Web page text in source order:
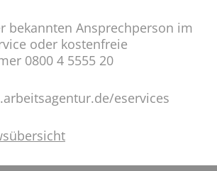
bekannten Ansprechperson im
oder kostenfreie
0800 4 5555 20
eservices